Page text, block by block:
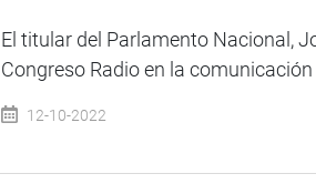
El titular del Parlamento Nacional,
Congreso Radio en la
12-10-2022